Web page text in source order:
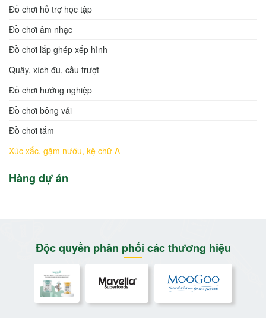
Đồ chơi hỗ trợ học tập
Đồ chơi âm nhạc
Đồ chơi lắp ghép xếp hình
Quây, xích đu, cầu trượt
Đồ chơi hướng nghiệp
Đồ chơi bông vải
Đồ chơi tắm
Xúc xắc, gặm nướu, kệ chữ A
Hàng dự án
Độc quyền phân phối các thương hiệu